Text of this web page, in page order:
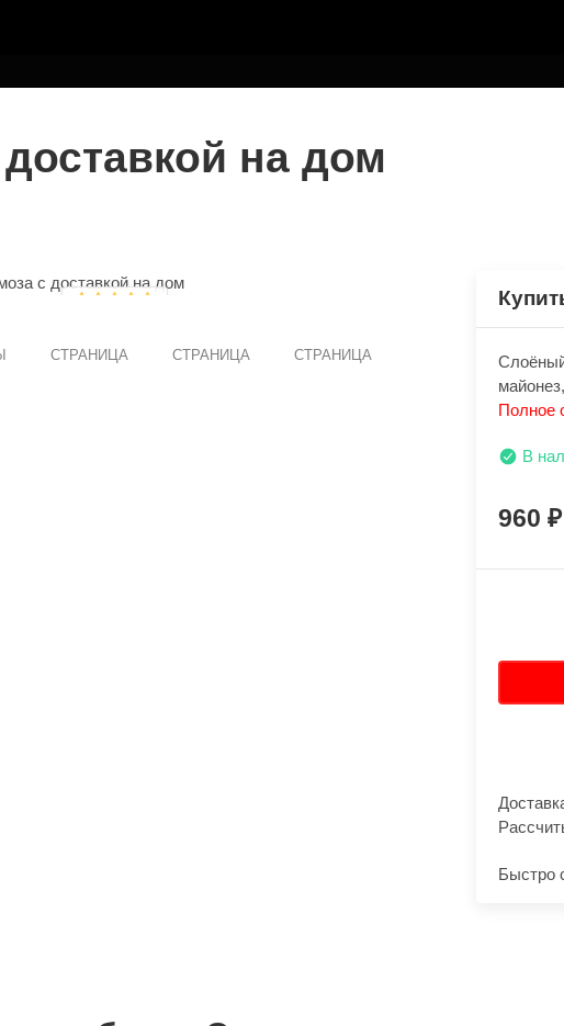
на дом
СТРАНИЦА СТРАНИЦА СТРАНИЦА
Полное
В
960
Быстро